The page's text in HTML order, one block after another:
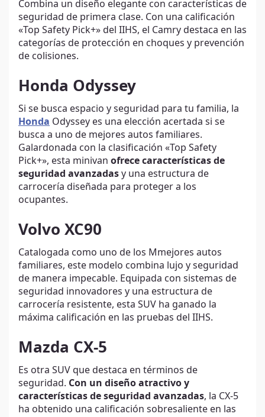
Combina un diseño elegante con características de
seguridad de primera clase. Con una calificación
«Top Safety Pick+» del IIHS, el Camry destaca en las
categorías de protección en choques y prevención
de colisiones.
Honda Odyssey
Si se busca espacio y seguridad para tu familia, la
Honda Odyssey es una elección acertada si se
busca a uno de mejores autos familiares.
Galardonada con la clasificación «Top Safety
Pick+», esta minivan ofrece características de
seguridad avanzadas y una estructura de
carrocería diseñada para proteger a los
ocupantes.
Volvo XC90
Catalogada como uno de los Mmejores autos
familiares, este modelo combina lujo y seguridad
de manera impecable. Equipada con sistemas de
seguridad innovadores y una estructura de
carrocería resistente, esta SUV ha ganado la
máxima calificación en las pruebas del IIHS.
Mazda CX-5
Es otra SUV que destaca en términos de
seguridad. Con un diseño atractivo y
características de seguridad avanzadas, la CX-5
ha obtenido una calificación sobresaliente en las